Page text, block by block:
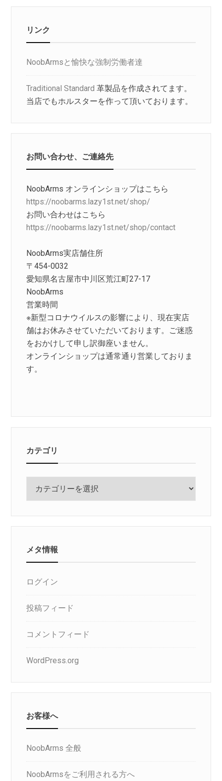
リンク
NoobArmsと愉快な強制労働者達
Traditional Standard 革製品を作成されてます。
当店でもホルスターを作って頂いております。
お問い合わせ、ご連絡先
NoobArms オンラインショップはこちら
https://noobarms.lazy1st.net/shop/
お問い合わせはこちら
https://noobarms.lazy1st.net/shop/contact
NoobArms実店舗住所
〒454-0032
愛知県名古屋市中川区荒江町27-17
NoobArms
営業時間
※新型コロナウイルスの影響により、現在実店
舗はお休みさせていただいております。ご迷惑
をおかけして申し訳御座いません。
オンラインショップは通常通り営業しておりま
す。
カテゴリ
メタ情報
ログイン
投稿フィード
コメントフィード
WordPress.org
お客様へ
NoobArms 全般
NoobArmsをご利用される方へ